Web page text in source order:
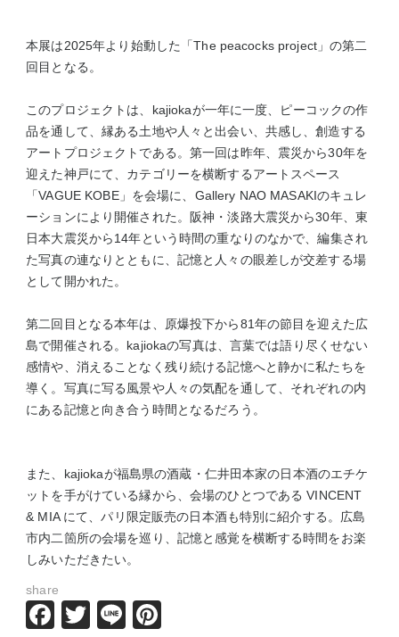
本展は2025年より始動した「The peacocks project」の第二
回目となる。
このプロジェクトは、kajiokaが一年に一度、ピーコックの作
品を通して、縁ある土地や人々と出会い、共感し、創造する
アートプロジェクトである。第一回は昨年、震災から30年を
迎えた神戸にて、カテゴリーを横断するアートスペース
「VAGUE KOBE」を会場に、Gallery NAO MASAKIのキュレ
ーションにより開催された。阪神・淡路大震災から30年、東
日本大震災から14年という時間の重なりのなかで、編集され
た写真の連なりとともに、記憶と人々の眼差しが交差する場
として開かれた。
第二回目となる本年は、原爆投下から81年の節目を迎えた広
島で開催される。kajiokaの写真は、言葉では語り尽くせない
感情や、消えることなく残り続ける記憶へと静かに私たちを
導く。写真に写る風景や人々の気配を通して、それぞれの内
にある記憶と向き合う時間となるだろう。
また、kajiokaが福島県の酒蔵・仁井田本家の日本酒のエチケ
ットを手がけている縁から、会場のひとつである VINCENT
& MIA にて、パリ限定販売の日本酒も特別に紹介する。広島
市内二箇所の会場を巡り、記憶と感覚を横断する時間をお楽
しみいただきたい。
share
Facebook
Twitter
Line